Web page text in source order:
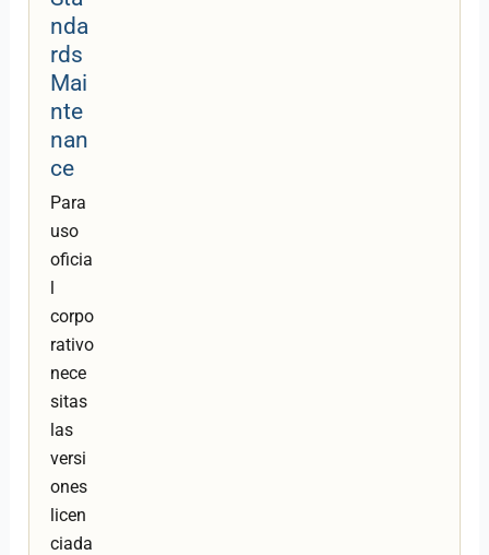
nda
rds
Mai
nte
nan
ce
Para
uso
oficia
l
corpo
rativo
nece
sitas
las
versi
ones
licen
ciada